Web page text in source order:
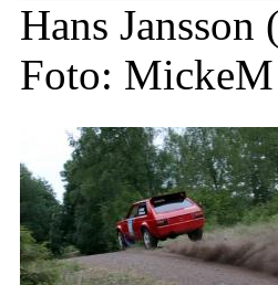
Hans
Foto: MickeM